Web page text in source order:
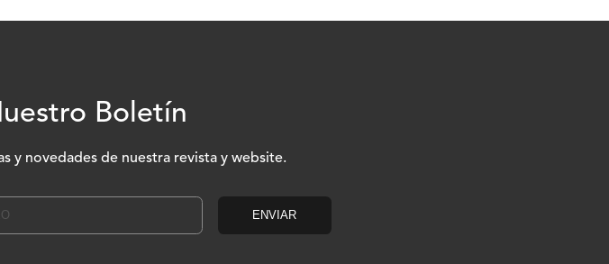
Boletín
y novedades de nuestra revista y website.